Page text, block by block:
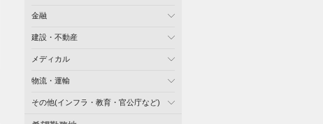
金融
建設・不動産
メディカル
物流・運輸
その他(インフラ・教育・官公庁など)